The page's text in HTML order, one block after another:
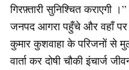
गिरफ़्तारी सुनिश्चित कराएगी
जनपद आगरा पहुँचे और वहाँ पर
कुमार कुशवाहा के परिजनों से
वार्ता कर दोषी चौकी इंचार्ज